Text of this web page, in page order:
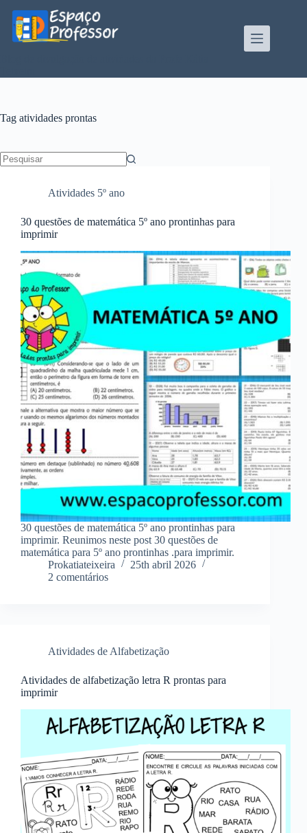
para
conteúdo
Tag atividades prontas
Atividades 5º ano
30 questões de matemática 5º ano prontinhas para
imprimir
30 questões de matemática 5º ano prontinhas para
imprimir. Reunimos neste post 30 questões de
matemática para 5º ano prontinhas .para imprimir.
Prokatiateixeira
25th abril 2026
2 comentários
Atividades de Alfabetização
Atividades de alfabetização letra R prontas para
imprimir